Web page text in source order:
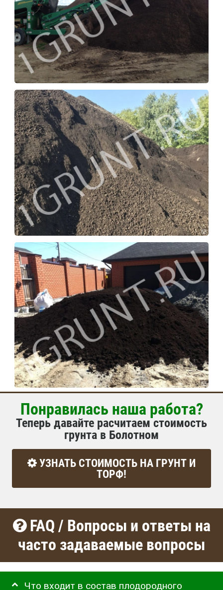
Понравилась наша работа?
Теперь давайте расчитаем стоимость
грунта в Болотном
УЗНАТЬ СТОИМОСТЬ НА ГРУНТ И
ТОРФ!
FAQ / Вопросы и ответы на
часто задаваемые вопросы
Что входит в состав плодородного